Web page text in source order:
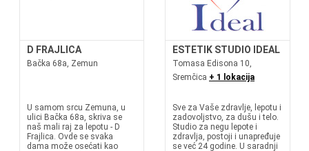
D FRAJLICA
Bačka 68a, Zemun
U samom srcu Zemuna, u
ulici Bačka 68a, skriva se
naš mali raj za lepotu - D
Frajlica. Ovde se svaka
dama može osećati kao
ESTETIK STUDIO IDEAL
Tomasa Edisona 10,
Sremčica + 1 lokacija
Sve za Vaše zdravlje, lepotu i
zadovoljstvo, za dušu i telo.
Studio za negu lepote i
zdravlja, postoji i unapređuje
se već 24 godine. U saradnji